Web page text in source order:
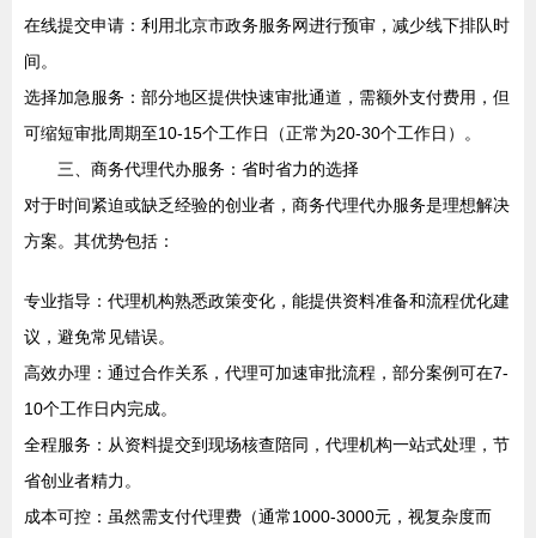
在线提交申请：利用北京市政务服务网进行预审，减少线下排队时
间。
选择加急服务：部分地区提供快速审批通道，需额外支付费用，但
可缩短审批周期至10-15个工作日（正常为20-30个工作日）。
三、商务代理代办服务：省时省力的选择
对于时间紧迫或缺乏经验的创业者，商务代理代办服务是理想解决
方案。其优势包括：
专业指导：代理机构熟悉政策变化，能提供资料准备和流程优化建
议，避免常见错误。
高效办理：通过合作关系，代理可加速审批流程，部分案例可在7-
10个工作日内完成。
全程服务：从资料提交到现场核查陪同，代理机构一站式处理，节
省创业者精力。
成本可控：虽然需支付代理费（通常1000-3000元，视复杂度而